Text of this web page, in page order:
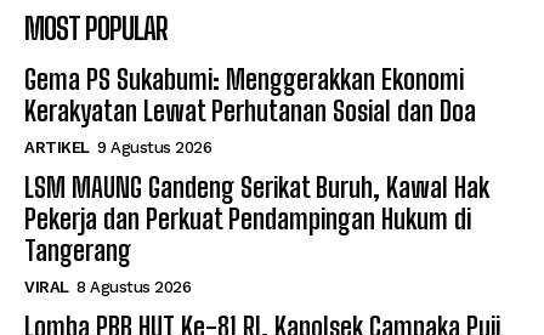
MOST POPULAR
Gema PS Sukabumi: Menggerakkan Ekonomi
Kerakyatan Lewat Perhutanan Sosial dan Doa
ARTIKEL 9 Agustus 2026
LSM MAUNG Gandeng Serikat Buruh, Kawal Hak
Pekerja dan Perkuat Pendampingan Hukum di
Tangerang
VIRAL 8 Agustus 2026
Lomba PBB HUT Ke-81 RI, Kapolsek Campaka Puji